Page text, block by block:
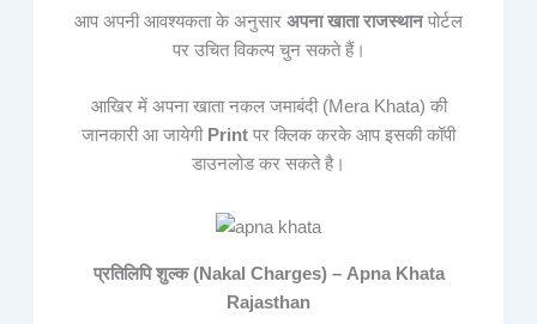
आप अपनी आवश्यकता के अनुसार अपना खाता राजस्थानपोर्टल
पर उचित विकल्प चुन सकते हैं।
आखिर में अपना खाता नकल जमाबंदी (Mera Khata) की
जानकारी आ जायेगी Print पर क्लिक करके आप इसकी कॉपी
डाउनलोड कर सकते है।
प्रतिलिपि शुल्क (Nakal Charges) – Apna Khata
Rajasthan